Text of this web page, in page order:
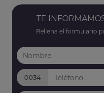
TE
Rellena el formulario
0034